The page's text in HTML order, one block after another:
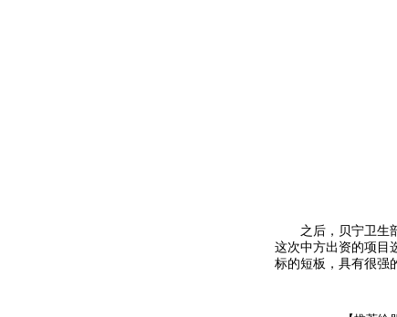
之后，贝宁卫生
这次中方出资的项目
标的短板，具有很强